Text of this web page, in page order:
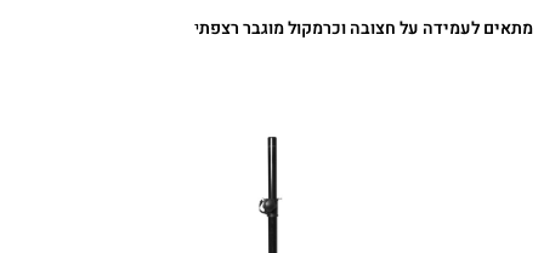
מתאים לעמידה על חצובה וכרמקול מוגבר רצפתי